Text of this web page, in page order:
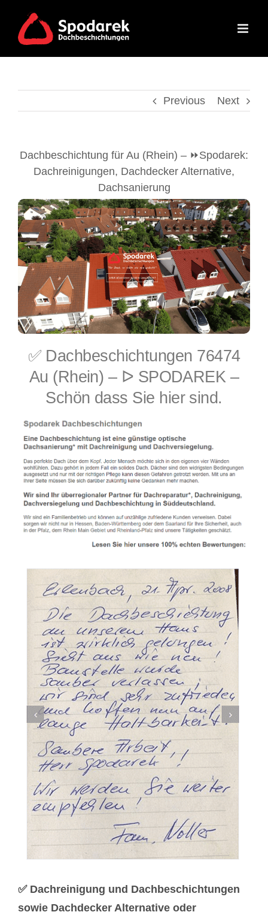
content
Previous Next
Dachbeschichtung für Au (Rhein) – ⏩Spodarek:
Dachreinigungen, Dachdecker Alternative,
Dachsanierung
✅ Dachbeschichtungen 76474
Au (Rhein) – ᐅ SPODAREK –
Schön dass Sie hier sind.
✅ Dachreinigung und Dachbeschichtungen
sowie Dachdecker Alternative oder